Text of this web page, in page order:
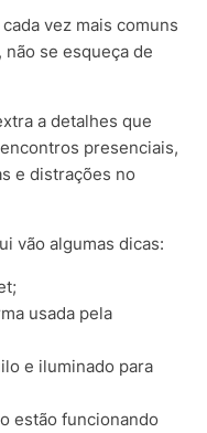
vez mais comuns
se esqueça de
a detalhes que
presenciais,
e distrações no
vão algumas dicas:
usada pela
e iluminado para
estão funcionando